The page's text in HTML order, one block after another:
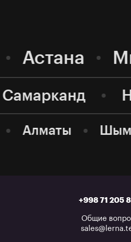
Астана
Самарканд
Алматы
+998 71 205
Общие